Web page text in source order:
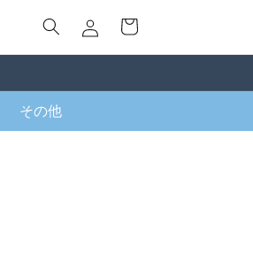
イ
ン
ー
その他